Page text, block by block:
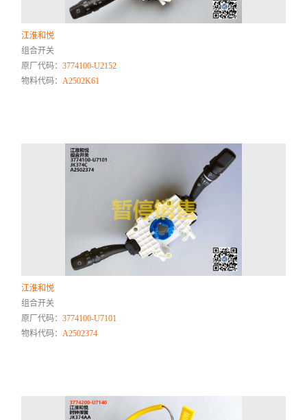
江淮和悦
组合开关
原厂代码：3774100-U2152
物料代码： A2502K61
江淮和悦
组合开关
原厂代码：3774100-U7101
物料代码： A2502374